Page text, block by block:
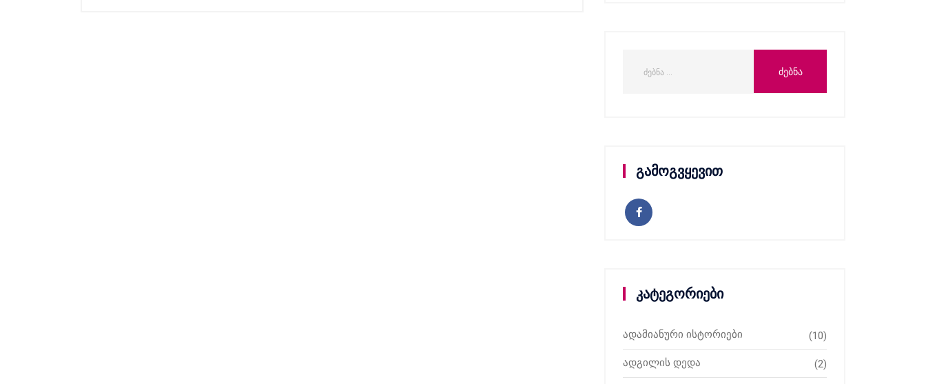
გამოგვყევით
კატეგორიები
ადამიანური ისტორიები (10)
ადგილის დედა (2)